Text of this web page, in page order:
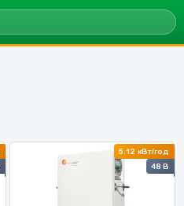
5.12 кВт/год
48 В